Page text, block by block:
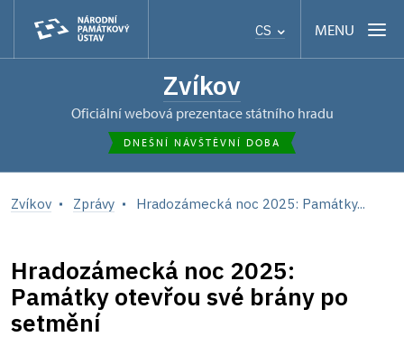
CS MENU
Zvíkov
oficiální webová prezentace státního hradu
DNEŠNÍ NÁVŠTĚVNÍ DOBA
Zvíkov Zprávy Hradozámecká noc 2025: Památky...
Hradozámecká noc 2025:
Památky otevřou své brány po
setmění